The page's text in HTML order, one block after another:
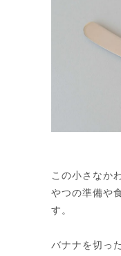
この小さなか
やつの準備や
す。
バナナを切っ